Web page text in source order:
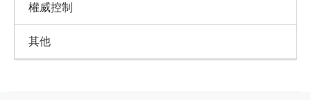
權威控制
其他